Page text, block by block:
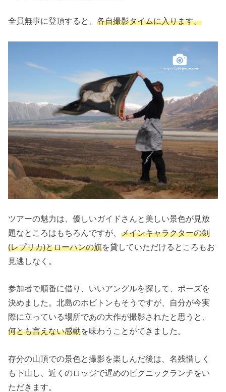
全員無事に登頂すると、各自撮影タイムに入ります。
ツアーの魅力は、優しいガイドさんと美しい景色が見放
題なところはもちろんですが、メインキャラクターの剣
(レプリカ)とローハンの旗を貸していただけるところもお
見逃しなく。
参加者で順番に借り、いいアングルを探して、ポーズを
決めました。北島のホビトンもそうですが、自分が今実
際に立っている場所であの大作が撮影されたと思うと、
何とも言えない感動を味わうことができました。
存分の山頂での景色と撮影を楽しんだ後は、名残惜しく
も下山し、近くのロッジで遅めのピクニックランチをい
ただきます。